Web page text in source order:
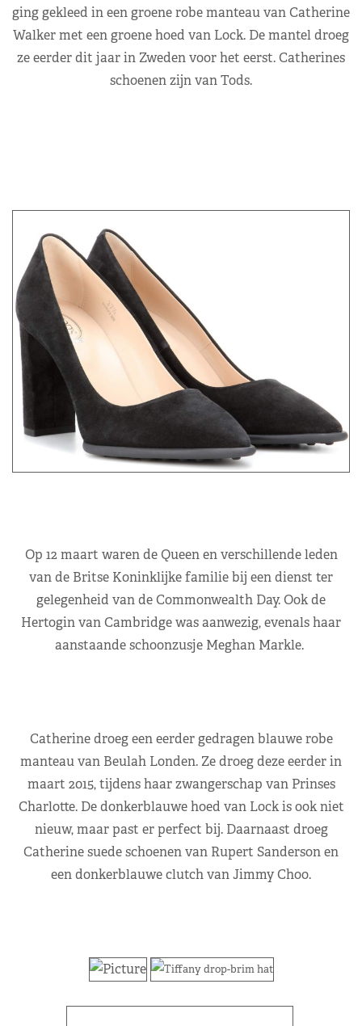
ging gekleed in een groene robe manteau van Catherine
Walker met een groene hoed van Lock. De mantel droeg
ze eerder dit jaar in Zweden voor het eerst. Catherines
schoenen zijn van Tods.
Op 12 maart waren de Queen en verschillende leden
van de Britse Koninklijke familie bij een dienst ter
gelegenheid van de Commonwealth Day. Ook de
Hertogin van Cambridge was aanwezig, evenals haar
aanstaande schoonzusje Meghan Markle.
Catherine droeg een eerder gedragen blauwe robe
manteau van Beulah Londen. Ze droeg deze eerder in
maart 2015, tijdens haar zwangerschap van Prinses
Charlotte. De donkerblauwe hoed van Lock is ook niet
nieuw, maar past er perfect bij. Daarnaast droeg
Catherine suede schoenen van Rupert Sanderson en
een donkerblauwe clutch van Jimmy Choo.